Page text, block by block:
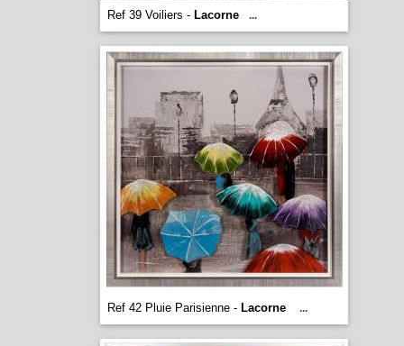
Ref 39 Voiliers - Lacorne ...
Ref 42 Pluie Parisienne - Lacorne ...